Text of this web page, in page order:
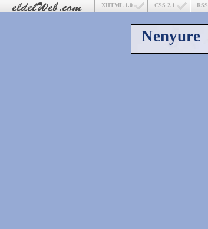
RSS
CSS 2.1
XHTML 1.0
Nenyure